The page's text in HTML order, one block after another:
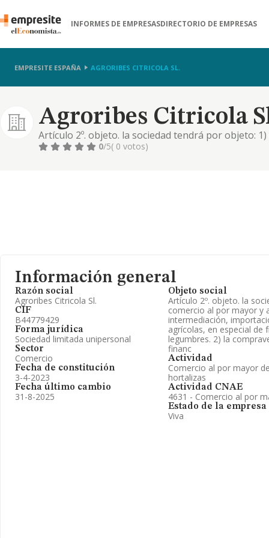
INFORMES DE EMPRESASDIRECTORIO DE EMPRESAS
EMPRESITE ESPAÑA AGRORIBES CITRICOLA SL.
Agroribes Citricola
Artículo 2º. objeto. la sociedad tendrá por objeto:
servicios de intermediación, importación y
0/5( 0 votos)
Información general
Razón social
Agroribes Citricola Sl.
CIF
B44779429
Forma jurídica
Sociedad limitada unipersonal
Sector
Comercio
Fecha de constitución
3-4-2023
Fecha último cambio
31-8-2025
Objeto social
Artículo 2º. objeto. la
comercio al por mayor y
intermediación,
agrícolas, en especial de
legumbres. 2) la
financ
Actividad
Comercio al por mayor
hortalizas
Actividad CNAE
4631 - Comercio al por
Estado de la empresa
Viva